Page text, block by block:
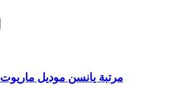
مرتبة يانسن موديل ماريوت 120*190*17 سم